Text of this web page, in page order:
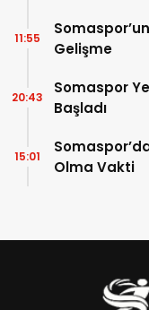
Gelişme
11:55
Somaspor
Başladı
20:43
Olma Vakti
15:01